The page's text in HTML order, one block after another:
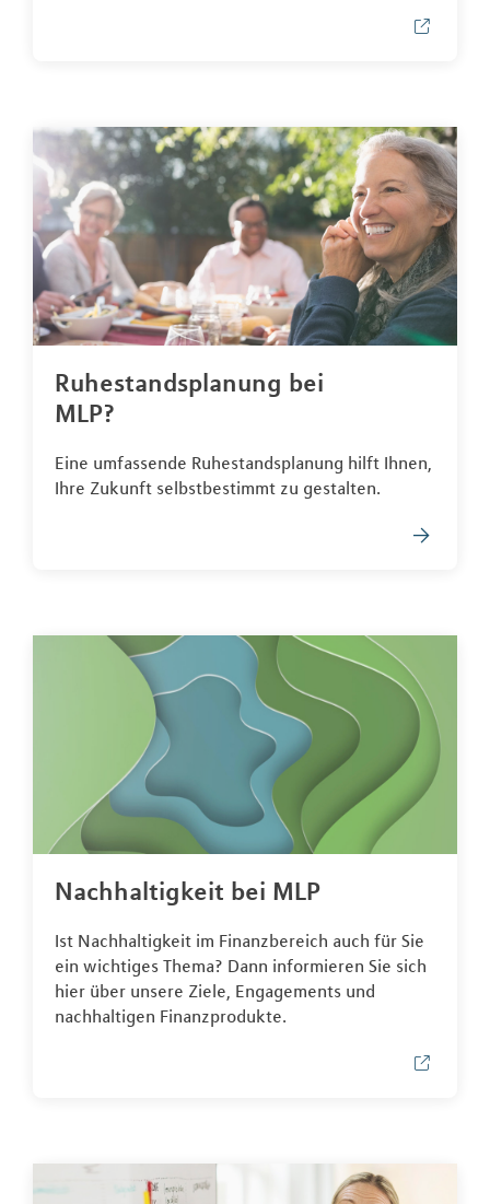
Ruhestandsplanung bei
MLP?
Eine umfassende Ruhestandsplanung hilft Ihnen,
Ihre Zukunft selbstbestimmt zu gestalten.
Nachhaltigkeit bei MLP
Ist Nachhaltigkeit im Finanzbereich auch für Sie
ein wichtiges Thema? Dann informieren Sie sich
hier über unsere Ziele, Engagements und
nachhaltigen Finanzprodukte.